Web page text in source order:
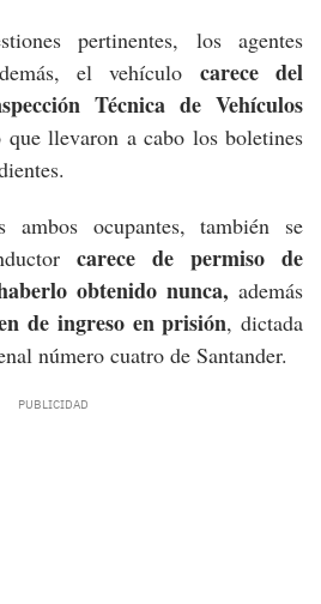
pertinentes, los agentes
el vehículo carece del
Técnica de Vehículos
llevaron a cabo los boletines
ambos ocupantes, también se
carece de permiso de
obtenido nunca, además
de ingreso en prisión, dictada
número cuatro de Santander.